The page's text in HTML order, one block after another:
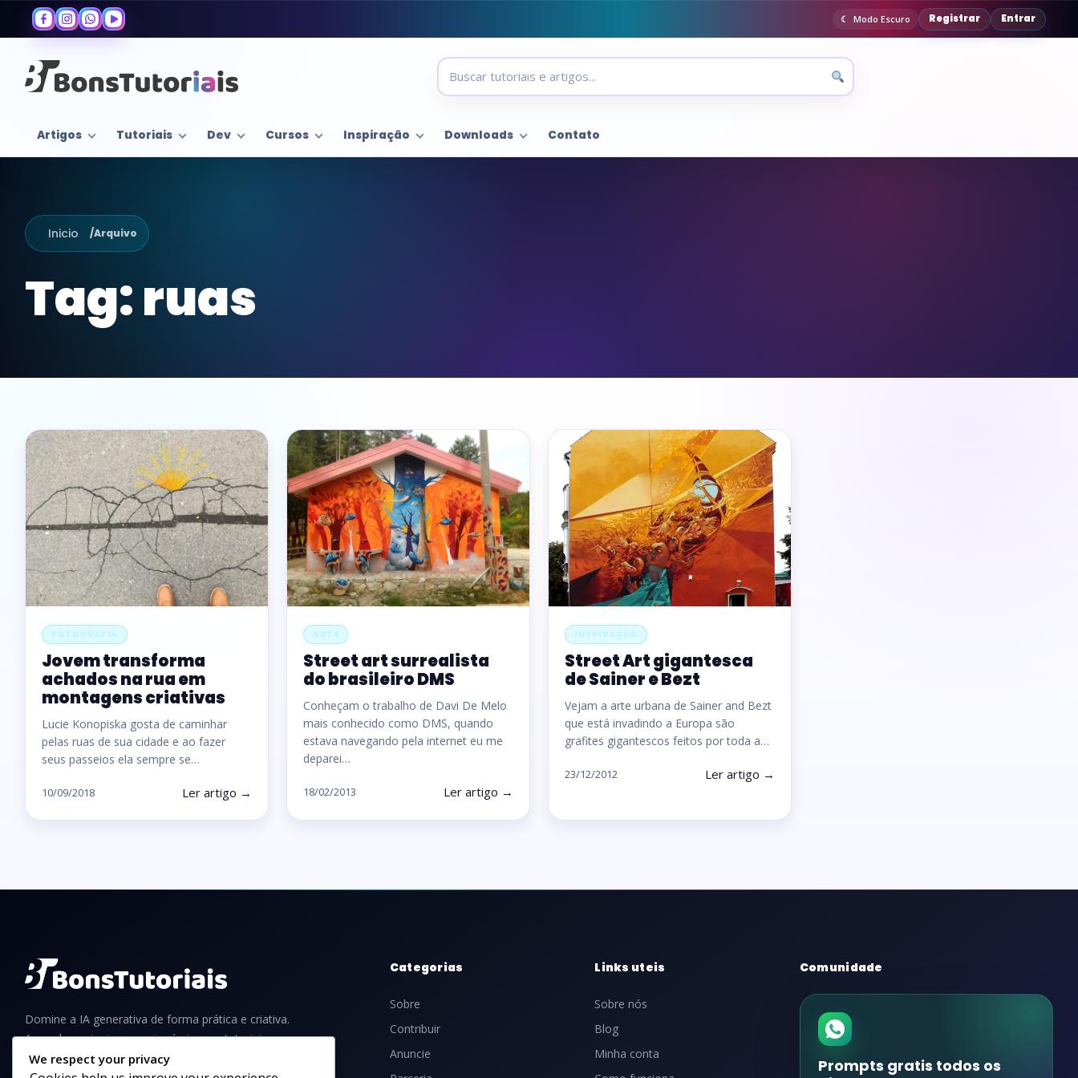
Modo Escuro Registrar Entrar
Artigos Tutoriais Dev Cursos Inspiração Downloads Contato
Inicio /Arquivo
Tag:ruas
FOTOGRAFIA
Jovem transforma
achados na rua em
montagens criativas
Lucie Konopiska gosta de caminhar
pelas ruas de sua cidade e ao fazer
seus passeios ela sempre se…
10/09/2018 Ler artigo →
ARTE
Street art surrealista
do brasileiro DMS
Conheçam o trabalho de Davi De Melo
mais conhecido como DMS, quando
estava navegando pela internet eu me
deparei…
18/02/2013 Ler artigo →
INSPIRAÇÃO
Street Art gigantesca
de Sainer e Bezt
Vejam a arte urbana de Sainer and Bezt
que está invadindo a Europa são
grafites gigantescos feitos por toda a…
23/12/2012 Ler artigo →
Domine a IA generativa de forma prática e criativa.
Aprenda a criar imagens incríveis com tutoriais,
guias e dicas para iniciantes e profissionais.
Categorias
Sobre
Contribuir
Anuncie
Links uteis
Sobre nós
Blog
Minha conta
Comunidade
Prompts gratis todos os
We respect your privacy